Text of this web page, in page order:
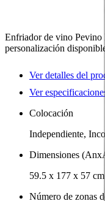
Enfriador de vino Pevino
personalización disponible.
Ver detalles del
Ver especificaciones
Colocación
Independiente,
Dimensiones
59.5 x 177 x 57 cm
Número de zonas